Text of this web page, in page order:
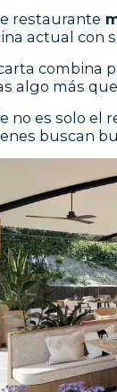
restaurante
actual con
combina
algo más
no es solo el
buscan